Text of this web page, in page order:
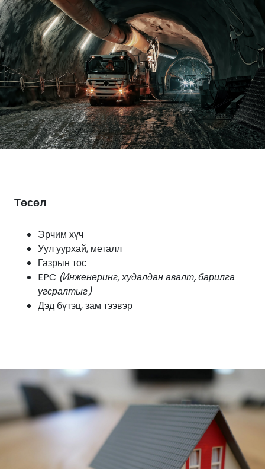
Төсөл
Эрчим хүч
Уул уурхай, металл
Газрын тос
EPC (Инженеринг, худалдан авалт, барилга
угсралтыг)
Дэд бүтэц, зам тээвэр